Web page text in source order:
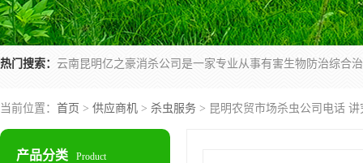
热门搜索：
当前位置： 首页 > 供应商机 > 杀虫服务 > 昆明农贸市场杀虫公司电话 讲
产品分类 Product